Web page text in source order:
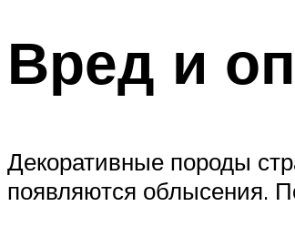
Вред и
Декоративные породы
появляются облысения.